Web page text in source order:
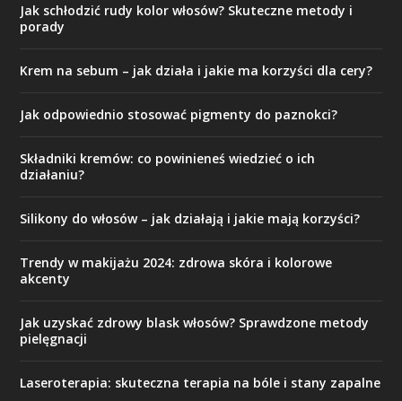
Jak schłodzić rudy kolor włosów? Skuteczne metody i
porady
Krem na sebum – jak działa i jakie ma korzyści dla cery?
Jak odpowiednio stosować pigmenty do paznokci?
Składniki kremów: co powinieneś wiedzieć o ich
działaniu?
Silikony do włosów – jak działają i jakie mają korzyści?
Trendy w makijażu 2024: zdrowa skóra i kolorowe
akcenty
Jak uzyskać zdrowy blask włosów? Sprawdzone metody
pielęgnacji
Laseroterapia: skuteczna terapia na bóle i stany zapalne